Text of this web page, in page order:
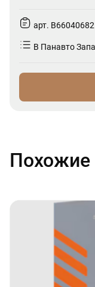
арт. B66040682
В Панавто
Похожие